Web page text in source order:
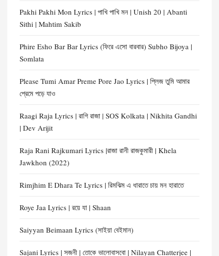
Pakhi Pakhi Mon Lyrics | পাখি পাখি মন | Unish 20 | Abanti
Sithi | Mahtim Sakib
Phire Esho Bar Bar Lyrics (ফিরে এসো বারবার) Subho Bijoya |
Somlata
Please Tumi Amar Preme Pore Jao Lyrics | প্লিজ তুমি আমার
প্রেমে পড়ে যাও
Raagi Raja Lyrics | রাগি রাজা | SOS Kolkata | Nikhita Gandhi
| Dev Arijit
Raja Rani Rajkumari Lyrics |রাজা রানী রাজকুমারী | Khela
Jawkhon (2022)
Rimjhim E Dhara Te Lyrics | রিমঝিম এ ধারাতে চায় মন হারাতে
Roye Jaa Lyrics | রয়ে যা | Shaan
Saiyyan Beimaan Lyrics (সাইয়া বেইমান)
Sajani Lyrics | সজনী | তোকে ভালোবাসবো | Nilayan Chatterjee |